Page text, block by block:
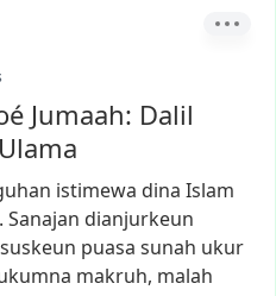
Jumaah: Dalil
istimewa dina Islam
Sanajan dianjurkeun
puasa sunah ukur
makruh, malah